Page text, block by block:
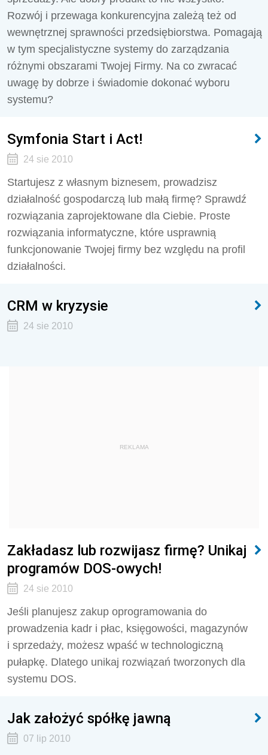
Rozwój i przewaga konkurencyjna zależą też od
wewnętrznej sprawności przedsiębiorstwa. Pomagają
w tym specjalistyczne systemy do zarządzania
różnymi obszarami Twojej Firmy. Na co zwracać
uwagę by dobrze i świadomie dokonać wyboru
systemu?
Symfonia Start i Act!
24 sie 2010
Startujesz z własnym biznesem, prowadzisz
działalność gospodarczą lub małą firmę? Sprawdź
rozwiązania zaprojektowane dla Ciebie. Proste
rozwiązania informatyczne, które usprawnią
funkcjonowanie Twojej firmy bez względu na profil
działalności.
CRM w kryzysie
24 sie 2010
REKLAMA
Zakładasz lub rozwijasz firmę? Unikaj
programów DOS-owych!
24 sie 2010
Jeśli planujesz zakup oprogramowania do
prowadzenia kadr i płac, księgowości, magazynów
i sprzedaży, możesz wpaść w technologiczną
pułapkę. Dlatego unikaj rozwiązań tworzonych dla
systemu DOS.
Jak założyć spółkę jawną
07 lip 2010